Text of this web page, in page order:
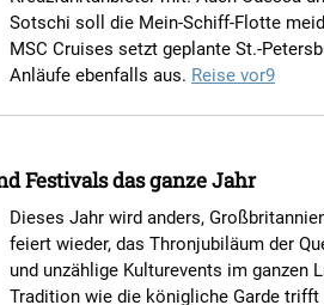
Sotschi soll die Mein-Schiff-Flotte
MSC Cruises setzt geplante St.-
Anläufe ebenfalls aus. Reise vor9
Festivals das ganze Jahr
Dieses Jahr wird anders,
feiert wieder, das Thronjubiläum der
und unzählige Kulturevents im ganzen
Tradition wie die königliche Garde trifft